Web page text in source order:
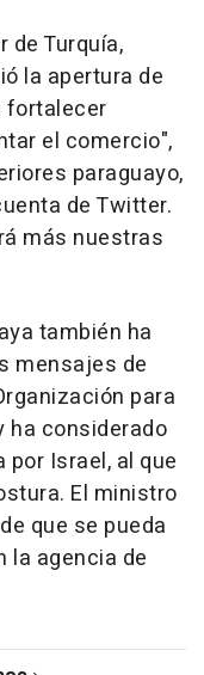
de Turquía,
la apertura de
fortalecer
el comercio",
paraguayo,
de Twitter.
más nuestras
también ha
mensajes de
para
ha considerado
Israel, al que
El ministro
que se pueda
la agencia de